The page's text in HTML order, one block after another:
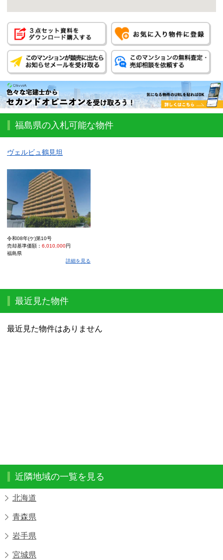
福島県の入札可能な物件
ヴェルビュ鶴見坦
令和08年(ケ)第10号
売却基準価額： 6,010,000円
福島県
詳細を見る
最近見た物件
最近見た物件はありません
近隣地域の一覧を見る
北海道
青森県
岩手県
宮城県